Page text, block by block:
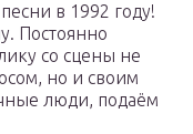
в 1992 году!
Постоянно
со сцены не
но и своим
люди, подаём